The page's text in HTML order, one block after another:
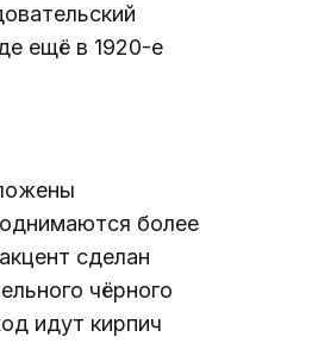
ещё в 1920-е
более
сделан
чёрного
идут кирпич